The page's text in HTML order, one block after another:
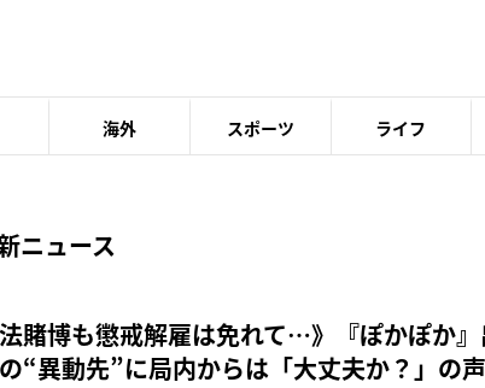
海外 スポーツ ライフ
ニュース
法賭博も懲戒解雇は免れて…》『ぽかぽか
“異動先”に局内からは「大丈夫か？」の声